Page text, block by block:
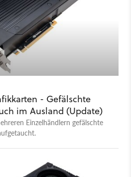
- Gefälschte
im Ausland (Update)
Einzelhändlern gefälschte